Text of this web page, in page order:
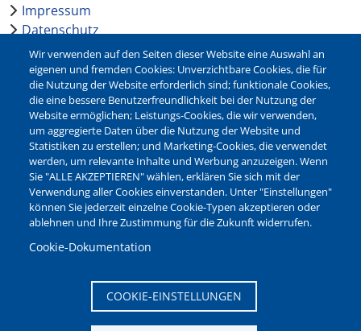
Impressum
Datenschutz
Barrierefreiheit
Leichte Sprache
Bankverbindungen
Pressestelle
Kontakt
NEWSLETTER
Jetzt die verschiedenen Newsletter der Stadt Waltrop
abonnieren:
Newsletter verwalten
Wir verwenden auf den Seiten dieser Website eine Auswahl an
eigenen und fremden Cookies: Unverzichtbare Cookies, die für
die Nutzung der Website erforderlich sind; funktionale Cookies,
die eine bessere Benutzerfreundlichkeit bei der Nutzung der
Website ermöglichen; Leistungs-Cookies, die wir verwenden,
um aggregierte Daten über die Nutzung der Website und
Statistiken zu erstellen; und Marketing-Cookies, die verwendet
werden, um relevante Inhalte und Werbung anzuzeigen. Wenn
Sie "ALLE AKZEPTIEREN" wählen, erklären Sie sich mit der
Verwendung aller Cookies einverstanden. Unter "Einstellungen"
können Sie jederzeit einzelne Cookie-Typen akzeptieren oder
ablehnen und Ihre Zustimmung für die Zukunft widerrufen.
Cookie-Dokumentation
COOKIE-EINSTELLUNGEN